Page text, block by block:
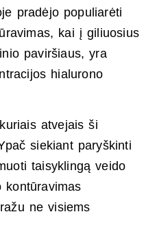
pradėjo populiarėti
kai į giliuosius
paviršiaus, yra
hialurono
atvejais ši
siekiant paryškinti
taisyklingą veido
kontūravimas
ne visiems